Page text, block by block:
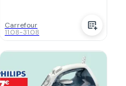
Carrefour
11.08-31.08